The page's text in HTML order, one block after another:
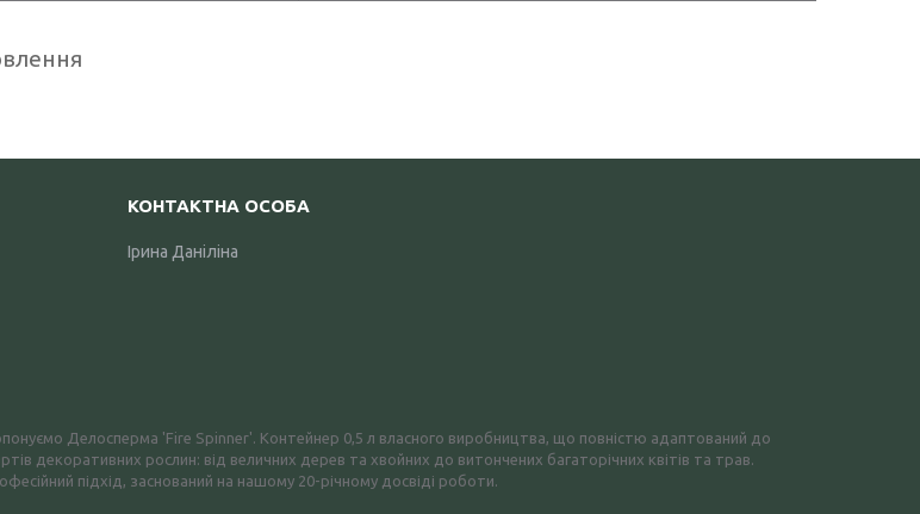
Ірина Даніліна
Делосперма 'Fire Spinner'. Контейнер 0,5 л власного виробництва, що повністю адаптований до
декоративних рослин: від величних дерев та хвойних до витончених багаторічних квітів та трав.
підхід, заснований на нашому 20-річному досвіді роботи.